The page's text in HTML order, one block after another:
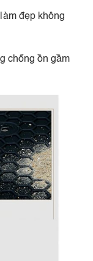
đẹp không
chống ồn gầm